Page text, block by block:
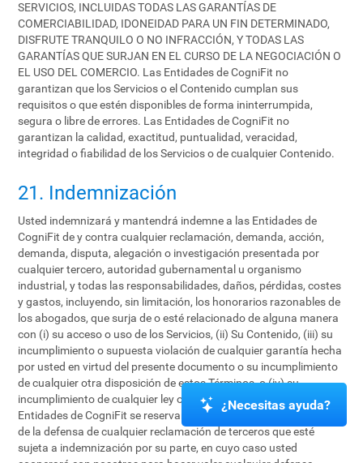
SERVICIOS, INCLUIDAS TODAS LAS GARANTÍAS DE
COMERCIABILIDAD, IDONEIDAD PARA UN FIN DETERMINADO,
DISFRUTE TRANQUILO O NO INFRACCIÓN, Y TODAS LAS
GARANTÍAS QUE SURJAN EN EL CURSO DE LA NEGOCIACIÓN O
EL USO DEL COMERCIO. Las Entidades de CogniFit no
garantizan que los Servicios o el Contenido cumplan sus
requisitos o que estén disponibles de forma ininterrumpida,
segura o libre de errores. Las Entidades de CogniFit no
garantizan la calidad, exactitud, puntualidad, veracidad,
integridad o fiabilidad de los Servicios o de cualquier Contenido.
21. Indemnización
Usted indemnizará y mantendrá indemne a las Entidades de
CogniFit de y contra cualquier reclamación, demanda, acción,
demanda, disputa, alegación o investigación presentada por
cualquier tercero, autoridad gubernamental u organismo
industrial, y todas las responsabilidades, daños, pérdidas, costes
y gastos, incluyendo, sin limitación, los honorarios razonables de
los abogados, que surja de o esté relacionado de alguna manera
con (i) su acceso o uso de los Servicios, (ii) Su Contenido, (iii) su
incumplimiento o supuesta violación de cualquier garantía hecha
por usted en virtud del presente documento o su incumplimiento
de cualquier otra disposición de estos Términos, o (iv) su
incumplimiento de cualquier ley o los derechos de un tercero. Las
Entidades de CogniFit se reservan el derecho de asumir el control
de la defensa de cualquier reclamación de terceros que esté
sujeta a indemnización por su parte, en cuyo caso usted
¿Necesitas ayuda?